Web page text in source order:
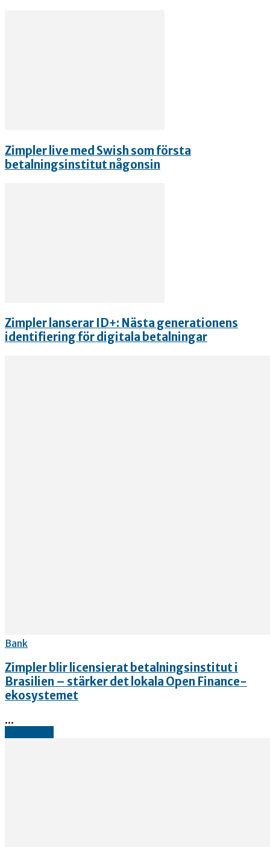
Zimpler live med Swish som första
betalningsinstitut någonsin
Zimpler lanserar ID+: Nästa generationens
identifiering för digitala betalningar
Bank
Zimpler blir licensierat betalningsinstitut i
Brasilien – stärker det lokala Open Finance-
ekosystemet
...